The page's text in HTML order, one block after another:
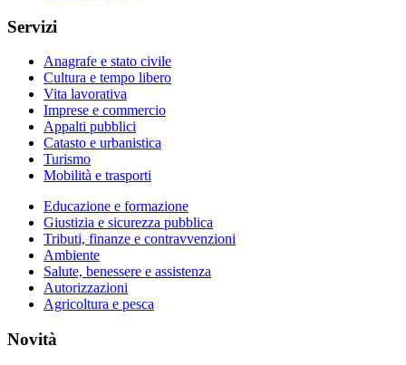
Servizi
Anagrafe e stato civile
Cultura e tempo libero
Vita lavorativa
Imprese e commercio
Appalti pubblici
Catasto e urbanistica
Turismo
Mobilità e trasporti
Educazione e formazione
Giustizia e sicurezza pubblica
Tributi, finanze e contravvenzioni
Ambiente
Salute, benessere e assistenza
Autorizzazioni
Agricoltura e pesca
Novità